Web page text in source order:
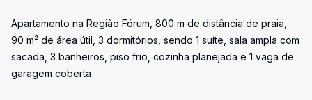
Apartamento na Região Fórum, 800 m de distância de praia,
90 m² de área útil, 3 dormitórios, sendo 1 suíte, sala ampla com
sacada, 3 banheiros, piso frio, cozinha planejada e 1 vaga de
garagem coberta